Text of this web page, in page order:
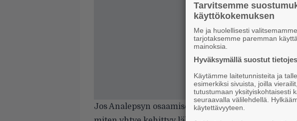
Jos Analepsyn osaamisen taso on jo nyt näin
Tarvitsemme
käyttökokemuksen
Me ja huolellisesti valitsemamme
tarjotaksemme paremman
mainoksia.
Hyväksymällä suostut
Käytämme laitetunnisteita ja
esimerkiksi sivuista, joilla
tutustumaan yksityiskohtaisesti
seuraavalla välilehdellä.
käytettävyyteen.